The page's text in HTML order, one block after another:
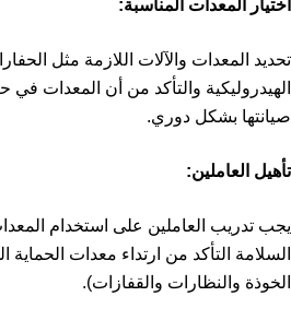
اختيار المعدات المناسبة:
تحديد المعدات والآلات اللازمة مثل
الهيدروليكية والتأكد من أن المعدات في
صيانتها بشكل دوري.
تأهيل العاملين:
يجب تدريب العاملين على استخدام
السلامة التأكد من ارتداء معدات
الخوذة والنظارات والقفازات).